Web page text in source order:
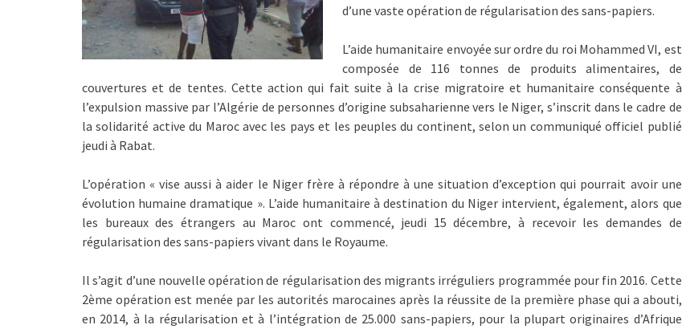
d’une vaste opération de régularisation des sans-papiers.
L’aide humanitaire envoyée sur ordre du roi Mohammed VI, est
composée de 116 tonnes de produits alimentaires, de
couvertures et de tentes. Cette action qui fait suite à la crise migratoire et humanitaire conséquente à
l’expulsion massive par l’Algérie de personnes d’origine subsaharienne vers le Niger, s’inscrit dans le cadre de
la solidarité active du Maroc avec les pays et les peuples du continent, selon un communiqué officiel publié
jeudi à Rabat.
L’opération « vise aussi à aider le Niger frère à répondre à une situation d’exception qui pourrait avoir une
évolution humaine dramatique ». L’aide humanitaire à destination du Niger intervient, également, alors que
les bureaux des étrangers au Maroc ont commencé, jeudi 15 décembre, à recevoir les demandes de
régularisation des sans-papiers vivant dans le Royaume.
Il s’agit d’une nouvelle opération de régularisation des migrants irréguliers programmée pour fin 2016. Cette
2ème opération est menée par les autorités marocaines après la réussite de la première phase qui a abouti,
en 2014, à la régularisation et à l’intégration de 25.000 sans-papiers, pour la plupart originaires d’Afrique